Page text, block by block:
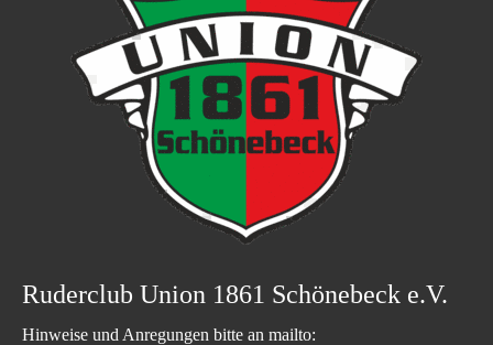
Ruderclub Union 1861 Schönebeck e.V.
Hinweise und Anregungen bitte an mailto: